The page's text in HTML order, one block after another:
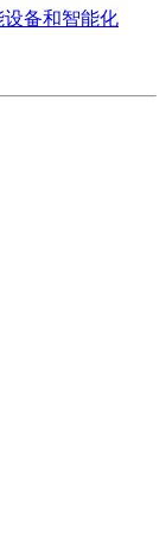
备和智能化